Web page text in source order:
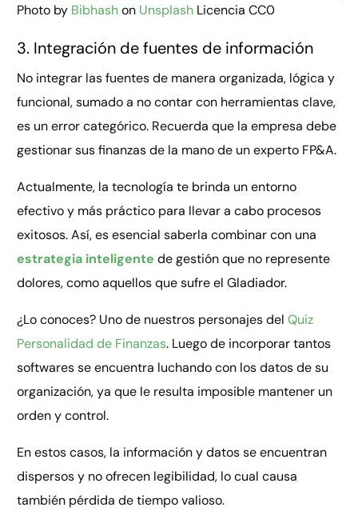
Photo by Bibhashon Unsplash Licencia CC0
3. Integración de fuentes de información
No integrar las fuentes de manera organizada, lógica y
funcional, sumado a no contar con herramientas clave,
es un error categórico. Recuerda que la empresa debe
gestionar sus finanzas de la mano de un experto FP&A.
Actualmente, la tecnología te brinda un entorno
efectivo y más práctico para llevar a cabo procesos
exitosos. Así, es esencial saberla combinar con una
estrategia inteligente de gestión que no represente
dolores, como aquellos que sufre el Gladiador.
¿Lo conoces? Uno de nuestros personajes delQuiz
Personalidad de Finanzas. Luego de incorporar tantos
softwares se encuentra luchando con los datos de su
organización, ya que le resulta imposible mantener un
orden y control.
En estos casos, la información y datos se encuentran
dispersos y no ofrecen legibilidad, lo cual causa
también pérdida de tiempo valioso.